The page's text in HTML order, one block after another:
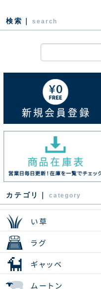
検索｜ search
カテゴリ｜ category